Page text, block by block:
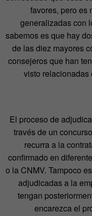
favores, pero es
generalizadas con
sabemos es que hay
de las diez mayores
consejeros que han
visto relacionadas
El proceso de
través de un
recurra a la
confirmado en
o la CNMV. Tampoco
adjudicadas a la
tengan
encarezca el